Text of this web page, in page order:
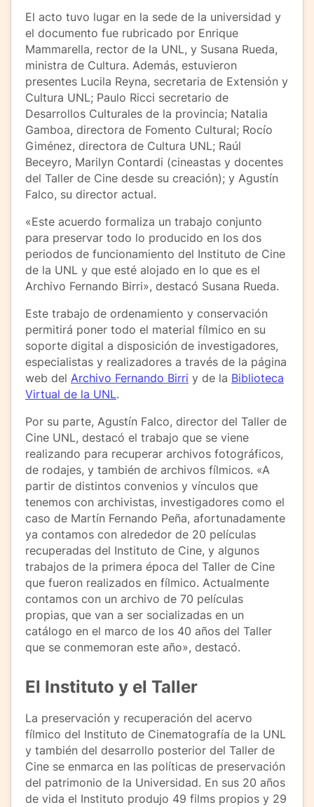
El acto tuvo lugar en la sede de la universidad y
el documento fue rubricado por Enrique
Mammarella, rector de la UNL, y Susana Rueda,
ministra de Cultura. Además, estuvieron
presentes Lucila Reyna, secretaria de Extensión y
Cultura UNL; Paulo Ricci secretario de
Desarrollos Culturales de la provincia; Natalia
Gamboa, directora de Fomento Cultural; Rocío
Giménez, directora de Cultura UNL; Raúl
Beceyro, Marilyn Contardi (cineastas y docentes
del Taller de Cine desde su creación); y Agustín
Falco, su director actual.
«Este acuerdo formaliza un trabajo conjunto
para preservar todo lo producido en los dos
periodos de funcionamiento del Instituto de Cine
de la UNL y que esté alojado en lo que es el
Archivo Fernando Birri», destacó Susana Rueda.
Este trabajo de ordenamiento y conservación
permitirá poner todo el material fílmico en su
soporte digital a disposición de investigadores,
especialistas y realizadores a través de la página
web del Archivo Fernando Birri y de la Biblioteca
Virtual de la UNL.
Por su parte, Agustín Falco, director del Taller de
Cine UNL, destacó el trabajo que se viene
realizando para recuperar archivos fotográficos,
de rodajes, y también de archivos fílmicos. «A
partir de distintos convenios y vínculos que
tenemos con archivistas, investigadores como el
caso de Martín Fernando Peña, afortunadamente
ya contamos con alrededor de 20 películas
recuperadas del Instituto de Cine, y algunos
trabajos de la primera época del Taller de Cine
que fueron realizados en fílmico. Actualmente
contamos con un archivo de 70 películas
propias, que van a ser socializadas en un
catálogo en el marco de los 40 años del Taller
que se conmemoran este año», destacó.
El Instituto y el Taller
La preservación y recuperación del acervo
fílmico del Instituto de Cinematografía de la UNL
y también del desarrollo posterior del Taller de
Cine se enmarca en las políticas de preservación
del patrimonio de la Universidad. En sus 20 años
de vida el Instituto produjo 49 films propios y 29